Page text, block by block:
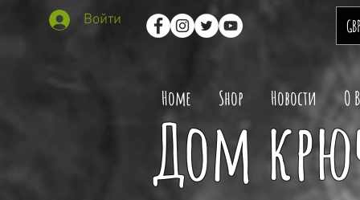
Войти
Home Shop Новости О
Дом